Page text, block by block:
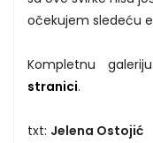
očekujem sledeću
Kompletnu
stranici.
txt: Jelena Ostojić